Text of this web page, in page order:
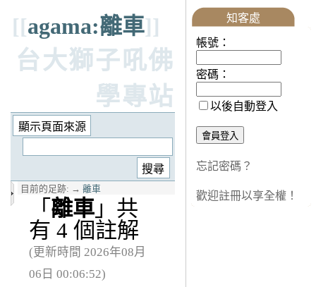
[[agama:離車]]
台大獅子吼佛
學專站
目前的足跡: → 離車
「 離車 」共
有 4 個註解
(更新時間 2026年08月
06日 00:06:52)
知客處
帳號：
密碼：
以後自動登入
忘記密碼？
歡迎註冊以享全權！